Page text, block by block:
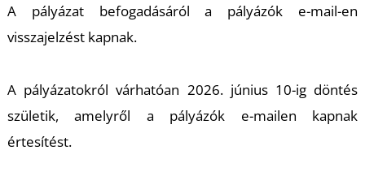
A pályázat befogadásáról a pályázók e-mail-en
visszajelzést kapnak.
A pályázatokról várhatóan 2026. június 10-ig döntés
születik, amelyről a pályázók e-mailen kapnak
értesítést.